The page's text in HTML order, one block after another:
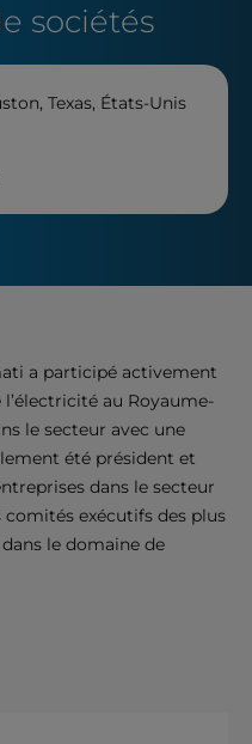
sociétés
Texas, États-Unis
a participé activement
au Royaume-
le secteur avec une
été président et
dans le secteur
comités exécutifs des plus
le domaine de